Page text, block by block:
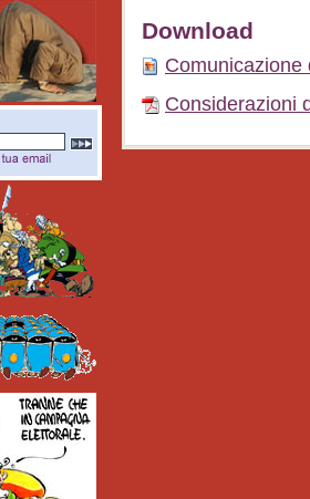
Download
Comunicazione
Considerazioni